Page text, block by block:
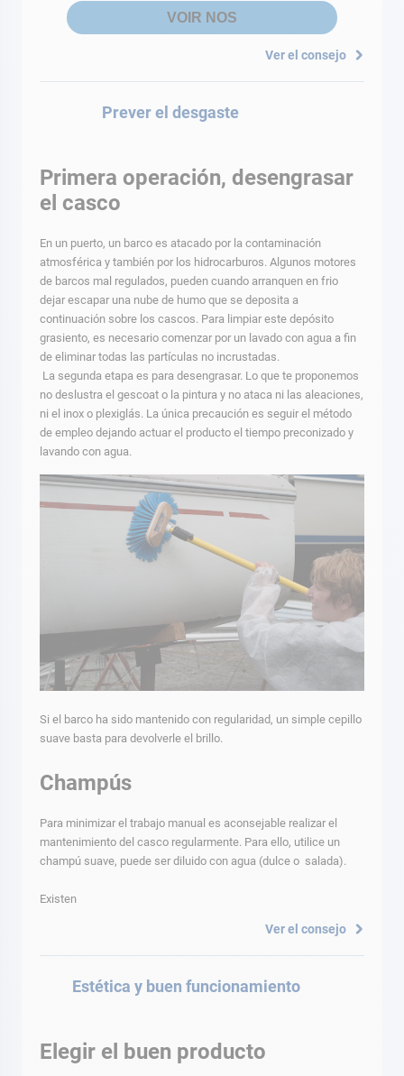
VOIR NOS
Ver el consejo
Prever el desgaste
Primera operación, desengrasar
el casco
En un puerto, un barco es atacado por la contaminación
atmosférica y también por los hidrocarburos. Algunos motores
de barcos mal regulados, pueden cuando arranquen en frio
dejar escapar una nube de humo que se deposita a
continuación sobre los cascos. Para limpiar este depósito
grasiento, es necesario comenzar por un lavado con agua a fin
de eliminar todas las partículas no incrustadas.
La segunda etapa es para desengrasar. Lo que te proponemos
no deslustra el gescoat o la pintura y no ataca ni las aleaciones,
ni el inox o plexiglás. La única precaución es seguir el método
de empleo dejando actuar el producto el tiempo preconizado y
lavando con agua.
Si el barco ha sido mantenido con regularidad, un simple cepillo
suave basta para devolverle el brillo.
Champús
Para minimizar el trabajo manual es aconsejable realizar el
mantenimiento del casco regularmente. Para ello, utilice un
champú suave, puede ser diluido con agua (dulce o salada).
Existen
Ver el consejo
Estética y buen funcionamiento
Elegir el buen producto